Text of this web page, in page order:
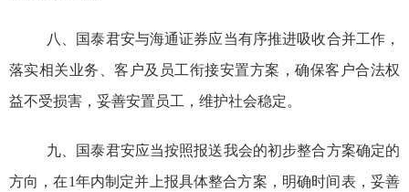
八、国泰君安与海通证券应当有序推进吸收合并工作，
落实相关业务、客户及员工衔接安置方案，确保客户合法权
益不受损害，妥善安置员工，维护社会稳定。
九、国泰君安应当按照报送我会的初步整合方案确定的
方向，在1年内制定并上报具体整合方案，明确时间表，妥善